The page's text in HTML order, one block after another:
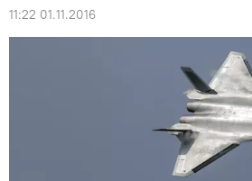
11:22 01.11.2016